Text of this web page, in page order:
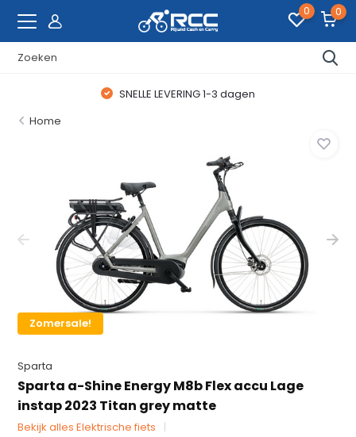
0 0
SNELLE LEVERING 1-3 dagen
Home
Zomersale!
Sparta
Sparta a-Shine Energy M8b Flex accu Lage
instap 2023 Titan grey matte
Bekijk alles Elektrische fiets